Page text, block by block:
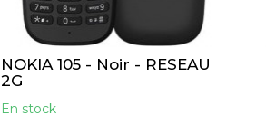
NOKIA 105 - Noir - RESEAU
2G
En stock